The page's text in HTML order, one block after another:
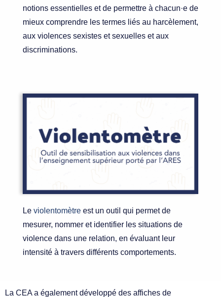
notions essentielles et de permettre à chacun·e de
mieux comprendre les termes liés au harcèlement,
aux violences sexistes et sexuelles et aux
discriminations.
Le violentomètre est un outil qui permet de
mesurer, nommer et identifier les situations de
violence dans une relation, en évaluant leur
intensité à travers différents comportements.
La CEA a également développé des affiches de